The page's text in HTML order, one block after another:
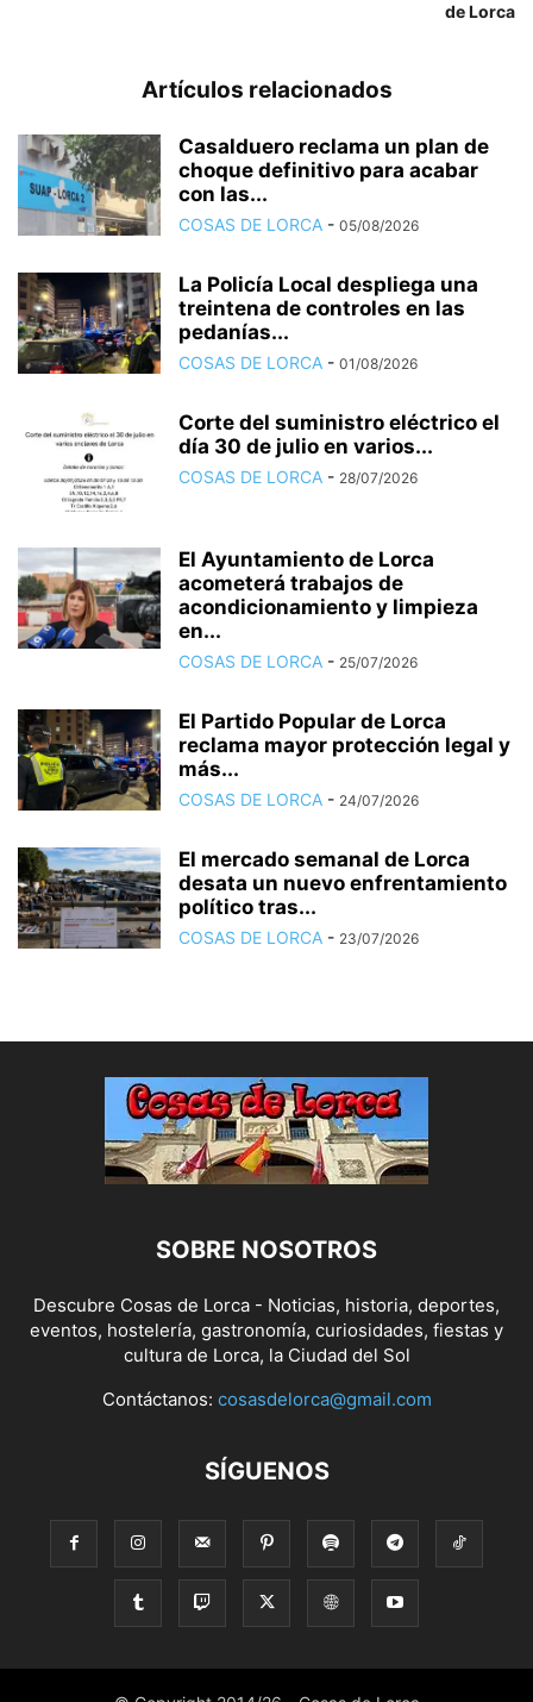
de Lorca
Artículos relacionados
Casalduero reclama un plan de
choque definitivo para acabar
con las...
COSAS DE LORCA - 05/08/2026
La Policía Local despliega una
treintena de controles en las
pedanías...
COSAS DE LORCA - 01/08/2026
Corte del suministro eléctrico el
día 30 de julio en varios...
COSAS DE LORCA - 28/07/2026
El Ayuntamiento de Lorca
acometerá trabajos de
acondicionamiento y limpieza
en...
COSAS DE LORCA - 25/07/2026
El Partido Popular de Lorca
reclama mayor protección legal y
más...
COSAS DE LORCA - 24/07/2026
El mercado semanal de Lorca
desata un nuevo enfrentamiento
político tras...
COSAS DE LORCA - 23/07/2026
SOBRE NOSOTROS
Descubre Cosas de Lorca - Noticias, historia, deportes,
eventos, hostelería, gastronomía, curiosidades, fiestas y
cultura de Lorca, la Ciudad del Sol
Contáctanos: cosasdelorca@gmail.com
SÍGUENOS